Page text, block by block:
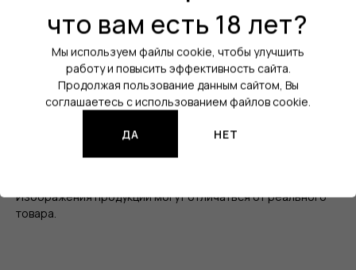
Цвет:Чёрный
Объем атомайзера:2 мл / 4 мл
Затяжка:Свободная (DL)
Диаметр посадки:24 мм / 25,4 мм
Количество спиралей:
Изображения продукции могут отличаться от реального
товара.
что вам есть 18 лет?
Мы используем файлы cookie, чтобы улучшить
работу и повысить эффективность сайта.
Продолжая пользование данным сайтом, Вы
соглашаетесь с использованием файлов cookie.
ДА НЕТ